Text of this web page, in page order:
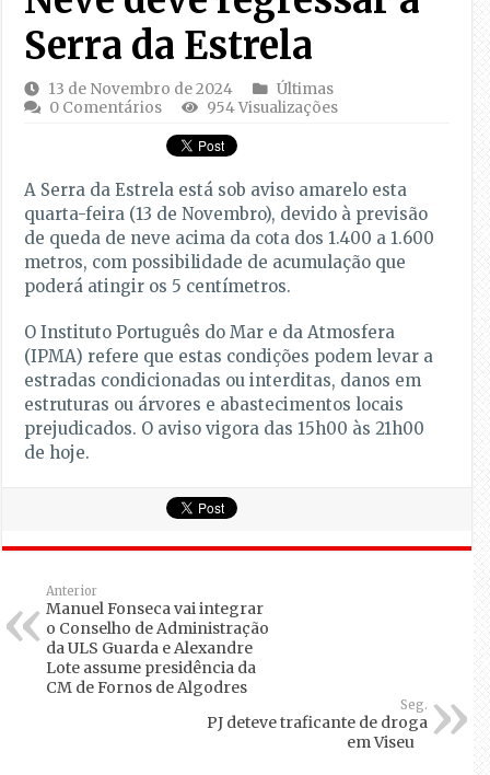
Serra da Estrela
13 de Novembro de 2024
Últimas
0 Comentários
954 Visualizações
A Serra da Estrela está sob aviso amarelo esta
quarta-feira (13 de Novembro), devido à previsão
de queda de neve acima da cota dos 1.400 a 1.600
metros, com possibilidade de acumulação que
poderá atingir os 5 centímetros.
O Instituto Português do Mar e da Atmosfera
(IPMA) refere que estas condições podem levar a
estradas condicionadas ou interditas, danos em
estruturas ou árvores e abastecimentos locais
prejudicados. O aviso vigora das 15h00 às 21h00
de hoje.
Anterior
Manuel Fonseca vai integrar
o Conselho de Administração
da ULS Guarda e Alexandre
Lote assume presidência da
CM de Fornos de Algodres
Seg.
PJ deteve traficante de droga
em Viseu